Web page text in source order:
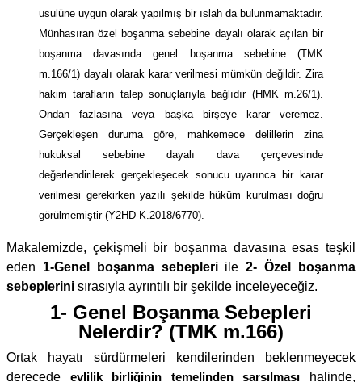
usulüne uygun olarak yapılmış bir ıslah da bulunmamaktadır.
Münhasıran özel boşanma sebebine dayalı olarak açılan bir
boşanma davasında genel boşanma sebebine (TMK
m.166/1) dayalı olarak karar verilmesi mümkün değildir. Zira
hakim tarafların talep sonuçlarıyla bağlıdır (HMK m.26/1).
Ondan fazlasına veya başka birşeye karar veremez.
Gerçekleşen duruma göre, mahkemece delillerin zina
hukuksal sebebine dayalı dava çerçevesinde
değerlendirilerek gerçekleşecek sonucu uyarınca bir karar
verilmesi gerekirken yazılı şekilde hüküm kurulması doğru
görülmemiştir (Y2HD-K.2018/6770).
Makalemizde, çekişmeli bir boşanma davasına esas teşkil
eden 1-Genel boşanma sebepleriile2- Özel boşanma
sebeplerini sırasıyla ayrıntılı bir şekilde inceleyeceğiz.
1- Genel Boşanma Sebepleri
Nelerdir? (TMK m.166)
Ortak hayatı sürdürmeleri kendilerinden beklenmeyecek
derecede evlilik birliğinin temelinden sarsılması halinde,